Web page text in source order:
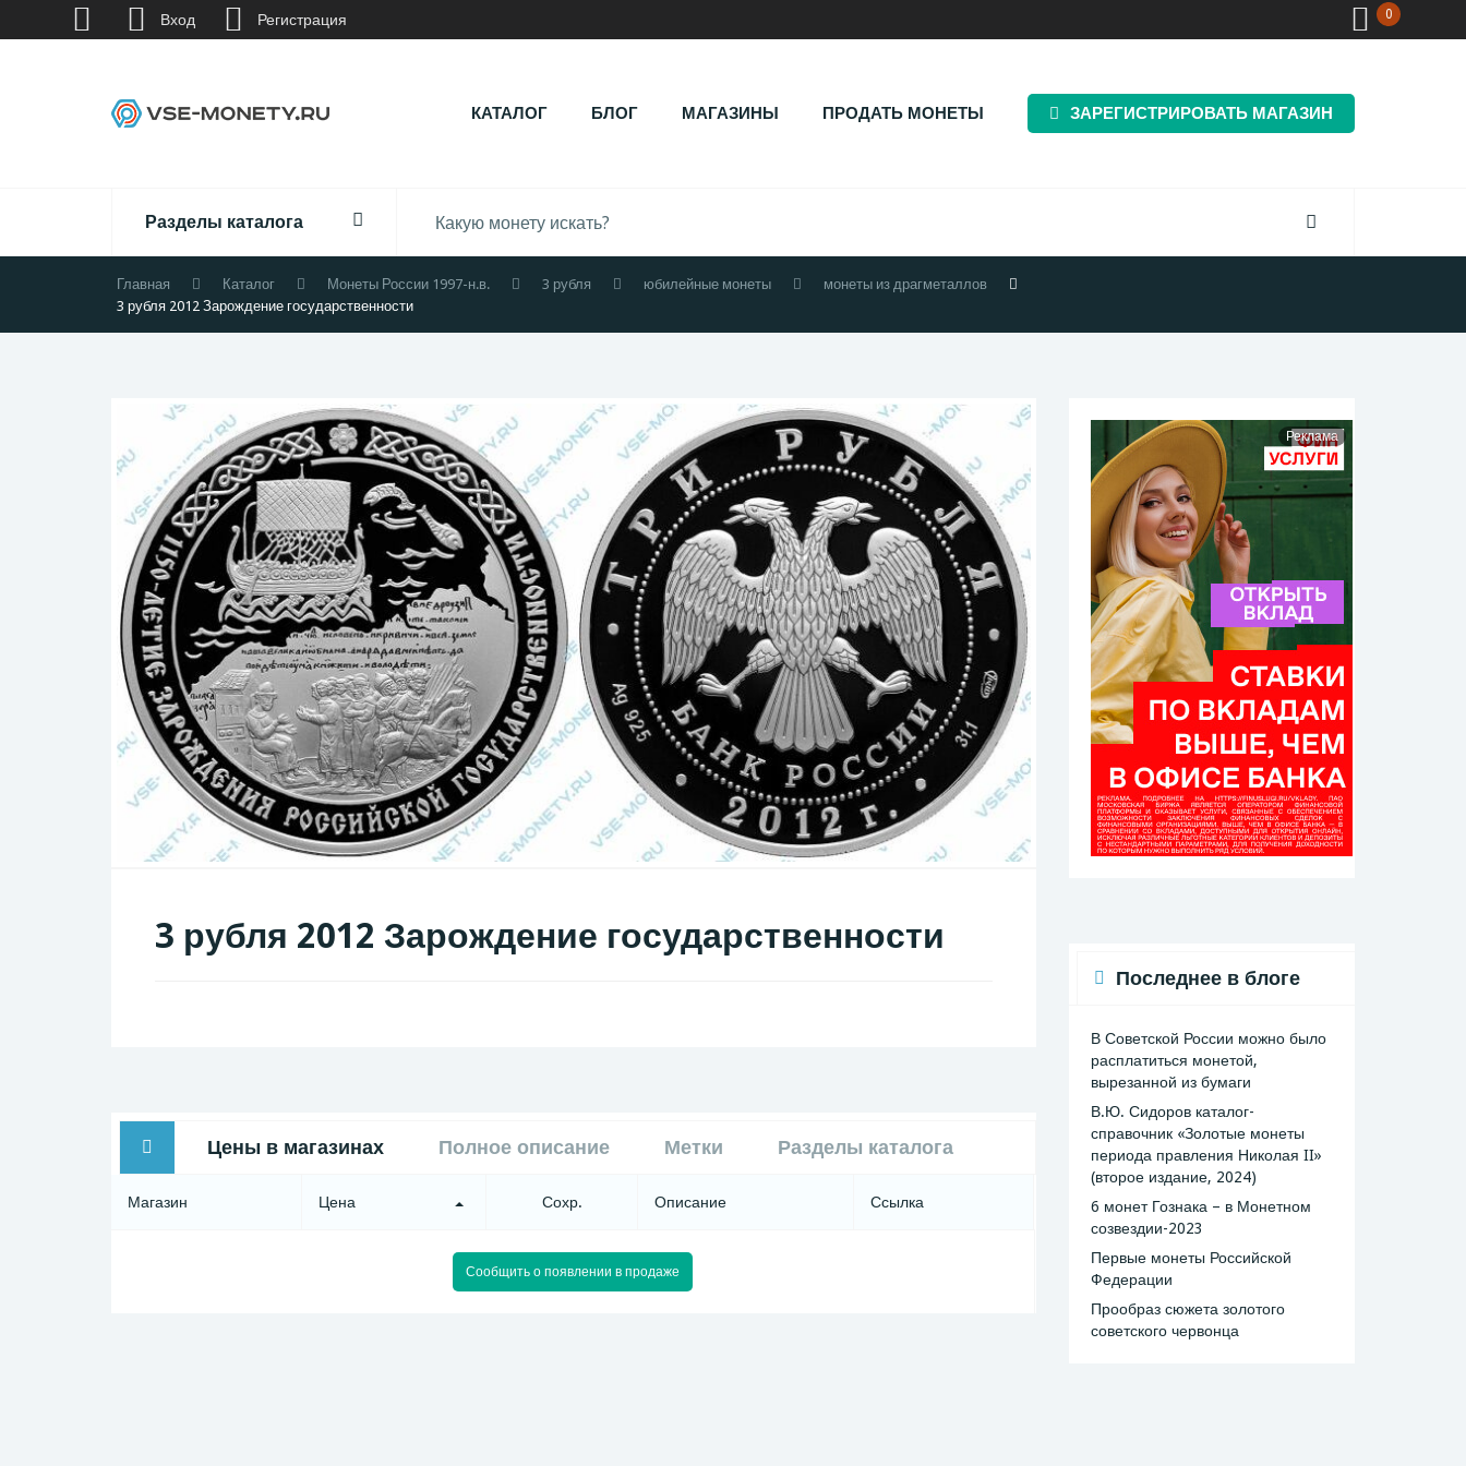
КАТАЛОГ БЛОГ МАГАЗИНЫ ПРОДАТЬ МОНЕТЫ ЗАРЕГИСТРИРОВАТЬ МАГАЗИН
Разделы каталога
Главная Каталог Монеты России 1997-н.в. 3 рубля юбилейные монеты
монеты из драгметаллов
3 рубля 2012 Зарождение государственности
3 рубля 2012 Зарождение государственности
Цены в магазинах Полное описание Метки Разделы каталога
Магазин Цена Сохр. Описание Ссылка
Сообщить о появлении в продаже
Реклама
Последнее в блоге
В Советской России можно было
расплатиться монетой,
вырезанной из бумаги
В.Ю. Сидоров каталог-
справочник «Золотые монеты
периода правления Николая II»
(второе издание, 2024)
6 монет Гознака – в Монетном
созвездии-2023
Первые монеты Российской
Федерации
Прообраз сюжета золотого
советского червонца
Вход Регистрация 0